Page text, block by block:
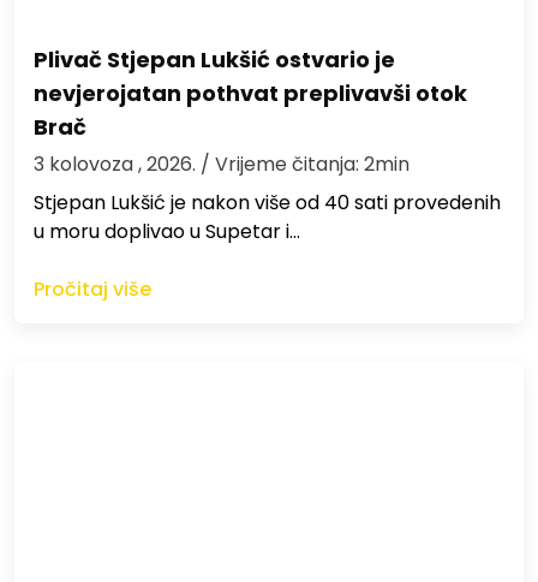
Plivač Stjepan Lukšić ostvario je
nevjerojatan pothvat preplivavši otok
Brač
3 kolovoza , 2026. / Vrijeme čitanja: 2min
St​jepan Lukšić je nakon više od 40 sati provedenih
u moru doplivao u Supetar i…
Pročitaj više